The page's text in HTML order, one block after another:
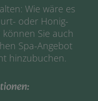
Wie wäre es
oder Honig-
Sie auch
Spa-Angebot
hinzubuchen.